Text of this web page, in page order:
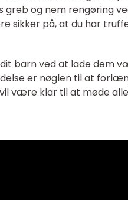
greb og nem rengøring
sikker på, at du har
barn ved at lade dem
er nøglen til at
være klar til at møde alle